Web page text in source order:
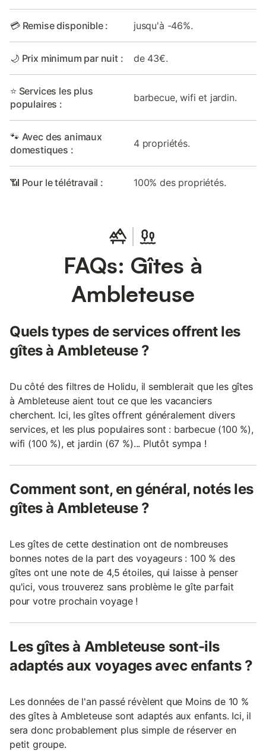
💳 Remise disponible : jusqu'à -46%.
🌙 Prix minimum par nuit : de 43€.
⭐ Services les plus
populaires :
barbecue, wifi et jardin.
🐾 Avec des animaux
domestiques :
4 propriétés.
📶 Pour le télétravail : 100% des propriétés.
FAQs: Gîtes à
Ambleteuse
Quels types de services offrent les
gîtes à Ambleteuse ?
Du côté des filtres de Holidu, il semblerait que les gîtes
à Ambleteuse aient tout ce que les vacanciers
cherchent. Ici, les gîtes offrent généralement divers
services, et les plus populaires sont : barbecue (100 %),
wifi (100 %), et jardin (67 %)... Plutôt sympa !
Comment sont, en général, notés les
gîtes à Ambleteuse ?
Les gîtes de cette destination ont de nombreuses
bonnes notes de la part des voyageurs : 100 % des
gîtes ont une note de 4,5 étoiles, qui laisse à penser
qu'ici, vous trouverez sans problème le gîte parfait
pour votre prochain voyage !
Les gîtes à Ambleteuse sont-ils
adaptés aux voyages avec enfants ?
Les données de l'an passé révèlent que Moins de 10 %
des gîtes à Ambleteuse sont adaptés aux enfants. Ici, il
sera donc probablement plus simple de réserver en
petit groupe.